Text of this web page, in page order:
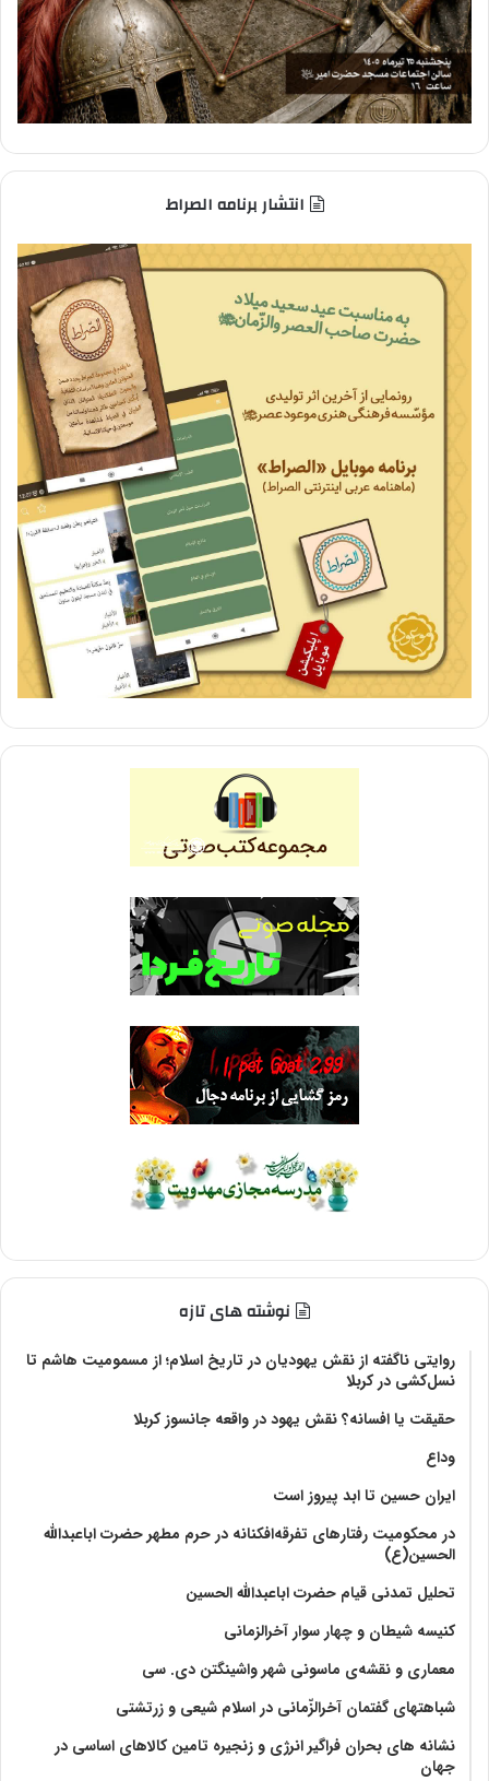
انتشار برنامه الصراط
نوشته های تازه
روایتی ناگفته از نقش یهودیان در تاریخ اسلام؛ از مسمومیت هاشم تا
نسل‌کشی در کربلا
حقیقت یا افسانه؟‌ نقش یهود در واقعه جانسوز کربلا
وداع
ایران حسین تا ابد پیروز است
در محکومیت رفتارهای تفرقه‌افکنانه در حرم مطهر حضرت اباعبدالله
الحسین(ع)
تحلیل تمدنی قیام حضرت اباعبدالله الحسین
کنیسه شیطان و چهار سوار آخرالزمانی
معماری و نقشه‌ی ماسونی شهر واشينگتن دی. سی
شباهتهای گفتمان آخر‌الزّمانی در اسلام شیعی و زرتشتی
نشانه های بحران فراگیر انرژی و زنجیره تامین کالاهای اساسی در
جهان